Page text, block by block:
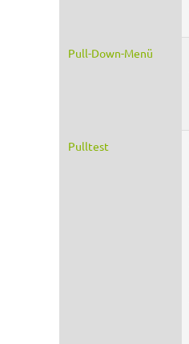
Pull-Down-Menü
Pulltest